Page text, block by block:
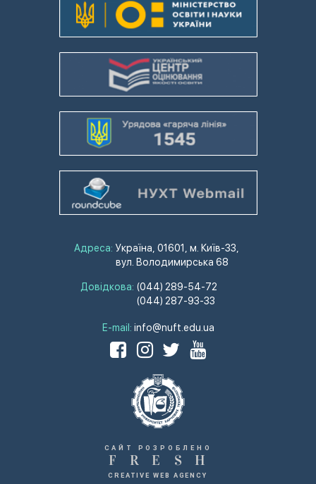
Адреса: Україна, 01601, м. Київ-33,
вул. Володимирська 68
Довідкова: (044) 289-54-72
(044) 287-93-33
E-mail: info@nuft.edu.ua
САЙТ РОЗРОБЛЕНО
F R E S H
CREATIVE WEB AGENCY